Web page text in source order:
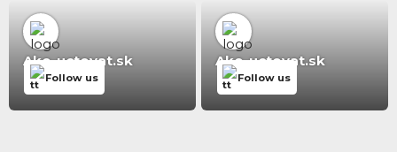
Ako-uctovat.sk
Follow us
Ako-uctovat.sk
Follow us